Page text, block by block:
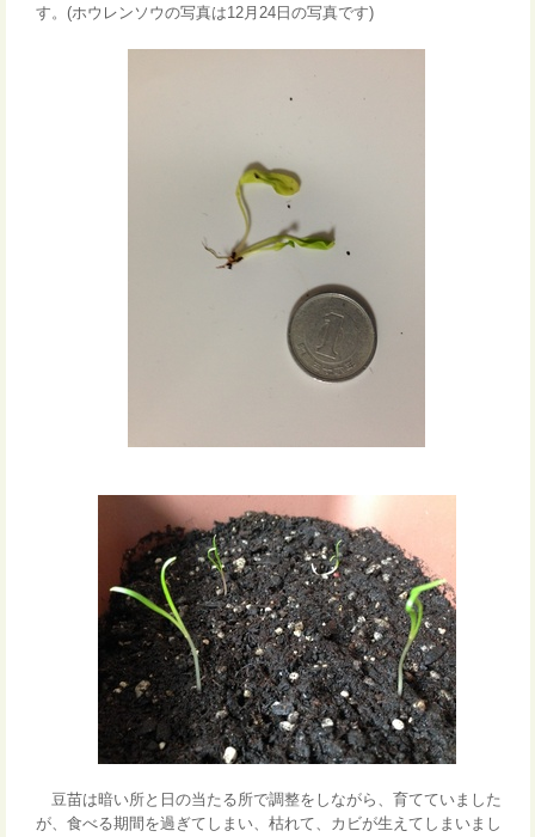
す。(ホウレンソウの写真は12月24日の写真です)
豆苗は暗い所と日の当たる所で調整をしながら、育てていました
が、食べる期間を過ぎてしまい、枯れて、カビが生えてしまいまし